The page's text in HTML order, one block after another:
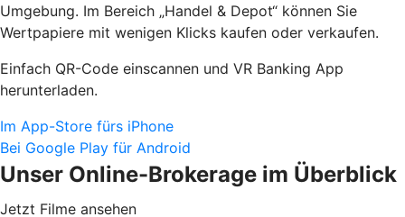
Umgebung. Im Bereich „Handel & Depot“ können Sie
Wertpapiere mit wenigen Klicks kaufen oder verkaufen.
Einfach QR-Code einscannen und VR Banking App
herunterladen.
Im App-Store fürs iPhone
Bei Google Play für Android
Unser Online-Brokerage im Überblick
Jetzt Filme ansehen